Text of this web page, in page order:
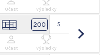
Účast Výsledky
200 5.
Účast Výsledky